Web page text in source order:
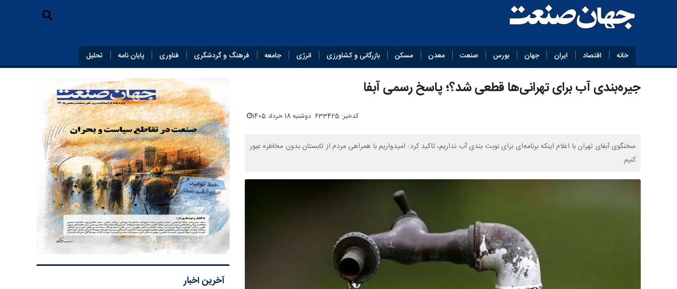
خانه اقتصاد ایران جهان بورس صنعت معدن مسکن بازرگانی و کشاورزی انرژی جامعه فرهنگ و گردشگری فناوری پایان‌ نامه تحلیل
جیره‌بندی آب برای تهرانی‌ها قطعی شد؟؛ پاسخ رسمی آبفا
کدخبر: 633425 دوشنبه 18 خرداد 1405
سخنگوی آبفای تهران با اعلام اینکه برنامه‌ای برای نوبت بندی آب نداریم، تاکید کرد: امیدواریم با همراهی مردم از تابستان بدون مخاطره عبور
کنیم.
آخرین اخبار